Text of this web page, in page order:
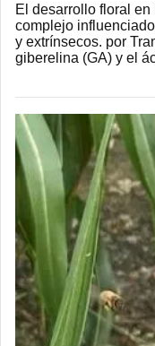
El desarrollo floral
complejo
y extrínsecos. por
giberelina (GA) y el